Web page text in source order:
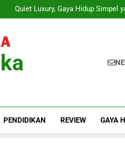
Quiet Luxury, Gaya Hidup Simpel
Project Quality Management:
Proyektor sebagai Solusi Efisien
Project Quality Management:
Sewa Proyektor Lengkap dengan
PENDIDIKAN REVIEW GAYA